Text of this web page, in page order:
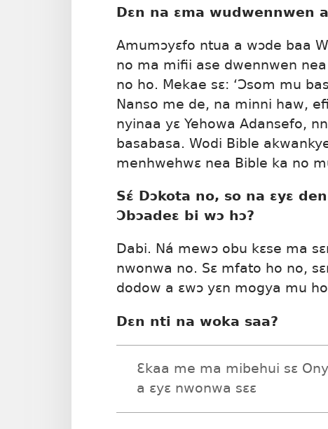
Dɛn na ɛma wudwennwen
Amumɔyɛfo ntua a wɔde baa
no ma mifii ase dwennwen
no ho. Mekae sɛ: ‘Ɔsom mu
Nanso me de, na minni haw,
nyinaa yɛ Yehowa Adansefo,
basabasa. Wodi Bible
menhwehwɛ nea Bible ka no
Sɛ́ Dɔkota no, so na ɛyɛ
Ɔbɔadeɛ bi wɔ hɔ?
Dabi. Ná mewɔ obu kɛse ma
nwonwa no. Sɛ mfato ho no,
dodow a ɛwɔ yɛn mogya mu
Dɛn nti na woka saa?
Ɛkaa me ma mibehui sɛ
a ɛyɛ nwonwa sɛɛ